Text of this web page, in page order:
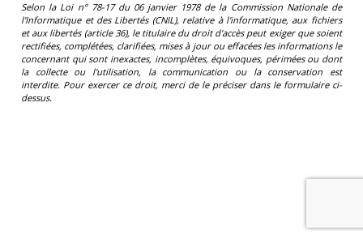
Selon la Loi n° 78-17 du 06 janvier 1978 de la Commission Nationale de
l'Informatique et des Libertés (CNIL), relative à l'informatique, aux fichiers
et aux libertés (article 36), le titulaire du droit d'accès peut exiger que soient
rectifiées, complétées, clarifiées, mises à jour ou effacées les informations le
concernant qui sont inexactes, incomplètes, équivoques, périmées ou dont
la collecte ou l'utilisation, la communication ou la conservation est
interdite. Pour exercer ce droit, merci de le préciser dans le formulaire ci-
dessus.